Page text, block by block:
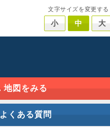
文字サイズを変更する
小 中 大
地図をみる
よくある質問